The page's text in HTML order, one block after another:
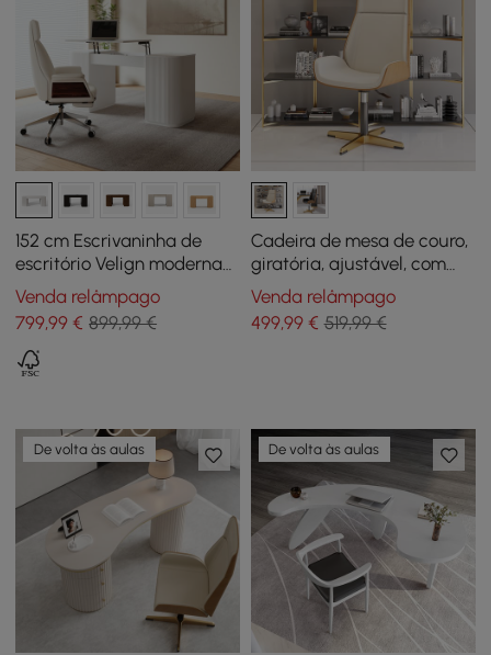
152 cm Escrivaninha de
escritório Velign moderna
de madeira com tampo
elevatório e guarda-roupa
de 2 portas branco quente
mate
Venda relâmpago
799,99 € 899,99 €
Cadeira de mesa de couro,
giratória, ajustável, com
encosto alto em bege e
dourado
Venda relâmpago
499,99€ 519,99 €
De volta às aulas De volta às aulas